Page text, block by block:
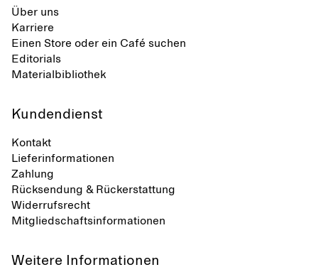
Über uns
Karriere
Einen Store oder ein Café suchen
Editorials
Materialbibliothek
Kundendienst
Kontakt
Lieferinformationen
Zahlung
Rücksendung & Rückerstattung
Widerrufsrecht
Mitgliedschaftsinformationen
Weitere Informationen